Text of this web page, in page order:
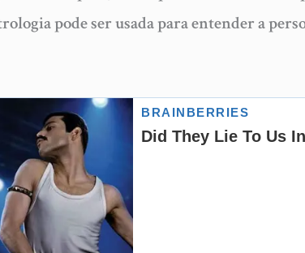
pode ser usada para entender a